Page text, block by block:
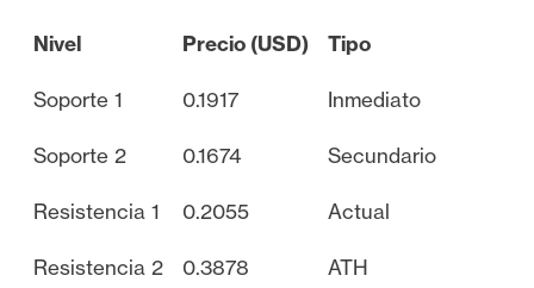
i
i
a
Nivel Precio (USD) Tipo
Soporte 1 0.1917 Inmediato
Soporte 2 0.1674 Secundario
Resistencia 1 0.2055 Actual
Resistencia 2 0.3878 ATH